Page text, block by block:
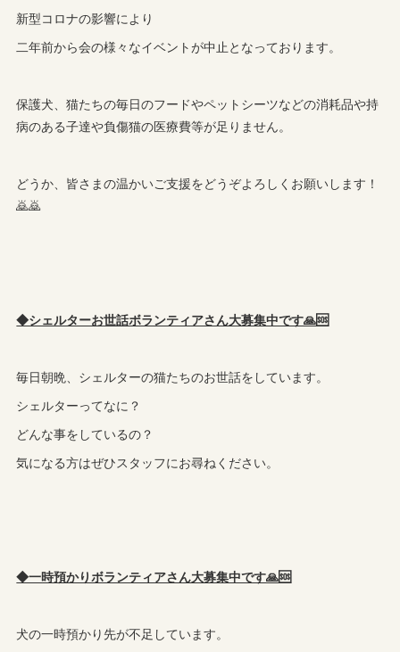
新型コロナの影響により
二年前から会の様々なイベントが中止となっております。
保護犬、猫たちの毎日のフードやペットシーツなどの消耗品や持
病のある子達や負傷猫の医療費等が足りません。
どうか、皆さまの温かいご支援をどうぞよろしくお願いします！
🙇🙇
◆シェルターお世話ボランティアさん大募集中です🙏🆘️
毎日朝晩、シェルターの猫たちのお世話をしています。
シェルターってなに？
どんな事をしているの？
気になる方はぜひスタッフにお尋ねください。
◆一時預かりボランティアさん大募集中です🙏🆘
犬の一時預かり先が不足しています。